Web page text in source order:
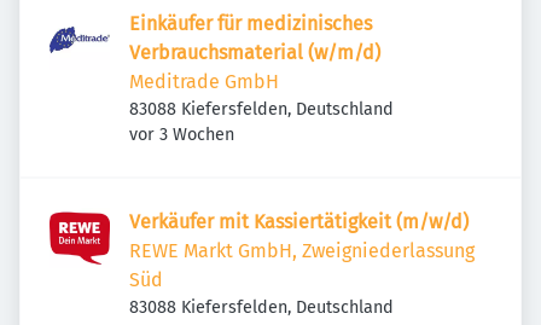
Einkäufer für medizinisches
Verbrauchsmaterial (w/m/d)
Meditrade GmbH
83088 Kiefersfelden, Deutschland
Veröffentlicht
vor 3 Wochen
Verkäufer mit Kassiertätigkeit (m/w/d)
REWE Markt GmbH, Zweigniederlassung
Süd
83088 Kiefersfelden, Deutschland